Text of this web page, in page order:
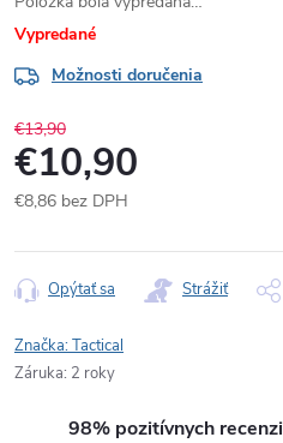
Vypredané
Možnosti doručenia
€13,90
€10,90
€8,86 bez DPH
cena:
Opýtať sa Strážiť
Značka:Tactical
Záruka: 2 roky
98% pozitívnych